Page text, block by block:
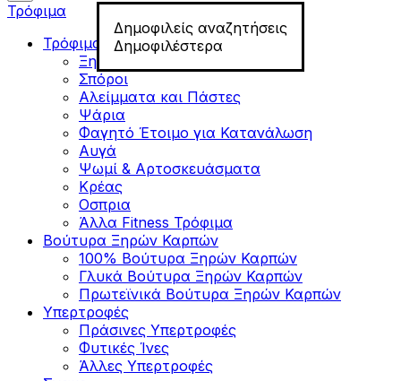
Δημοφιλείς αναζητήσεις
Δημοφιλέστερα
Τρόφιμα
Τρόφιμα για Fitness
Ξηροί Καρποί
Σπόροι
Αλείμματα και Πάστες
Ψάρια
Φαγητό Έτοιμο για Κατανάλωση
Αυγά
Ψωμί & Αρτοσκευάσματα
Κρέας
Οσπρια
Άλλα Fitness Τρόφιμα
Βούτυρα Ξηρών Καρπών
100% Βούτυρα Ξηρών Καρπών
Γλυκά Βούτυρα Ξηρών Καρπών
Πρωτεϊνικά Βούτυρα Ξηρών Καρπών
Υπερτροφές
Πράσινες Υπερτροφές
Φυτικές Ίνες
Άλλες Υπερτροφές